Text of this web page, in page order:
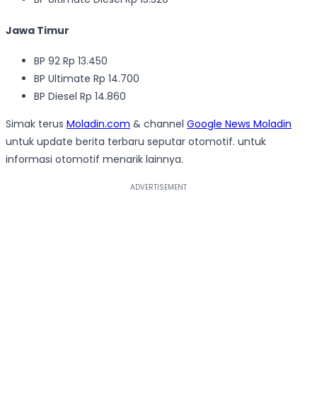
Jawa Timur
BP 92 Rp 13.450
BP Ultimate Rp 14.700
BP Diesel Rp 14.860
Simak terus Moladin.com & channel Google News Moladin
untuk update berita terbaru seputar otomotif. untuk
informasi otomotif menarik lainnya.